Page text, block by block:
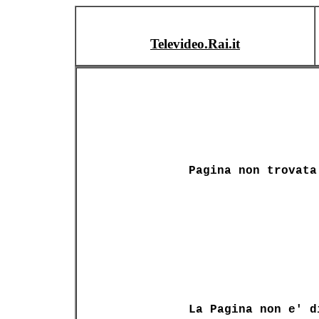
Televideo.Rai.it
Pagina non trovata
La Pagina non e'